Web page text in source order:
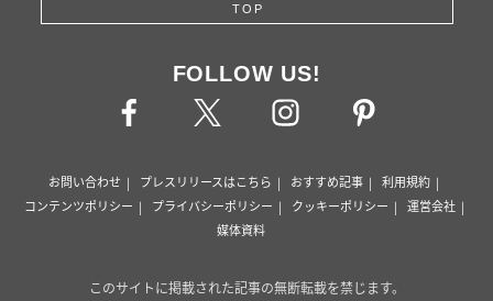
TOP
FOLLOW US!
お問い合わせ プレスリリースはこちら おすすめ記事
利用規約
コンテンツポリシー
プライバシーポリシー クッキーポリシー
運営会社
媒体資料
このサイトに掲載された記事の無断転載を禁じます。